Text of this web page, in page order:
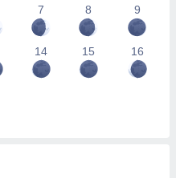
7 8 9
14 15 16